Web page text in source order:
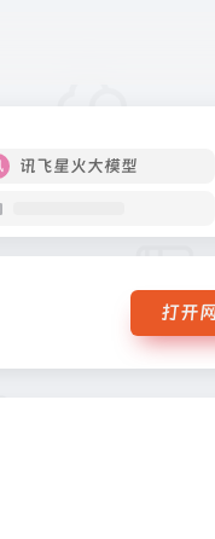
讯飞星火大模型
打开